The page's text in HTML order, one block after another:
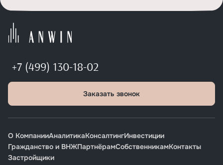
+7 (499) 130-18-02
Заказать звонок
О КомпанииАналитикаКонсалтингИнвестиции
Гражданство и ВНЖПартнёрамСобственникамКонтакты
Застройщики